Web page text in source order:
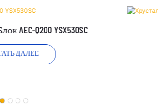
AEC-Q200 YSX530SC
ДАЛЕЕ